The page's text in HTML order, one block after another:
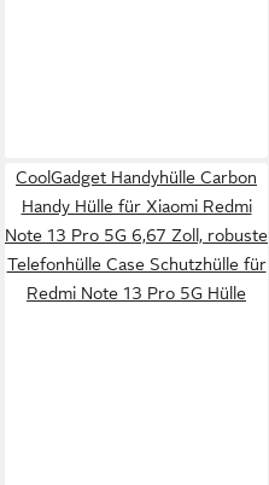
CoolGadget Handyhülle Carbon
Handy Hülle für Xiaomi Redmi
Note 13 Pro 5G 6,67 Zoll, robuste
Telefonhülle Case Schutzhülle für
Redmi Note 13 Pro 5G Hülle